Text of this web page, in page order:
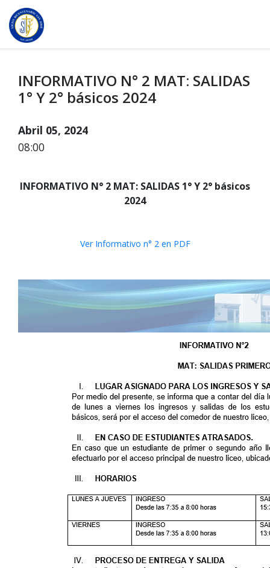
INFORMATIVO N° 2 MAT: SALIDAS
1° Y 2° básicos 2024
Abril 05, 2024
08:00
INFORMATIVO N° 2 MAT: SALIDAS 1° Y 2° básicos
2024
Ver Informativo n° 2 en PDF